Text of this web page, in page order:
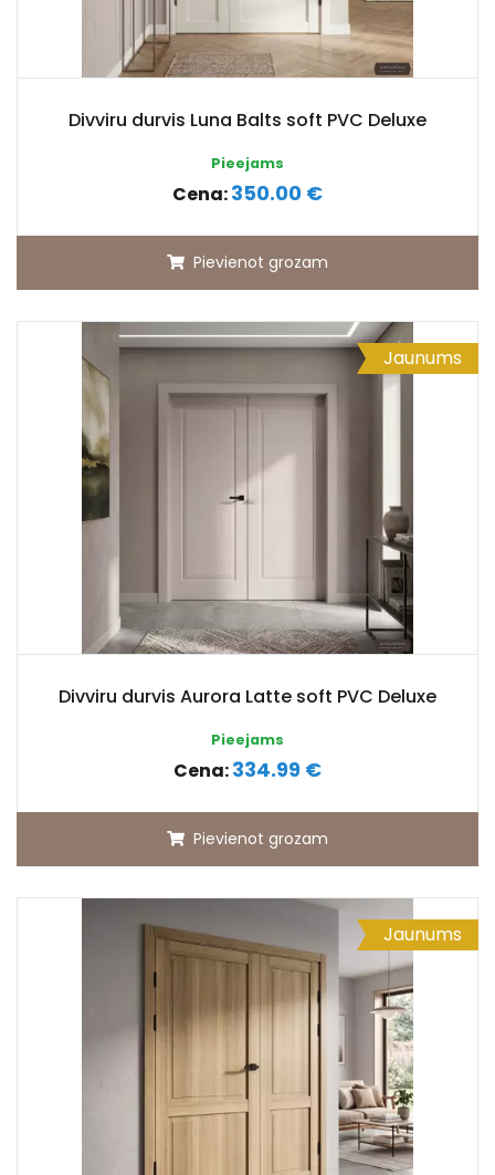
Divviru durvis Luna Balts soft PVC Deluxe
Pieejams
Cena:350.00 €
Pievienot grozam
Jaunums
Divviru durvis Aurora Latte soft PVC Deluxe
Pieejams
Cena:334.99 €
Pievienot grozam
Jaunums